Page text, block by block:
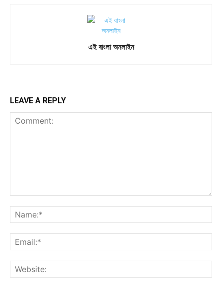
এই বাংলা অনলাইন
LEAVE A REPLY